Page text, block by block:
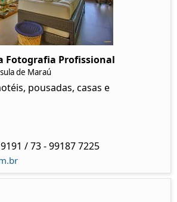
Fotografia Profissional
de Maraú
pousadas, casas e
/ 73 - 99187 7225